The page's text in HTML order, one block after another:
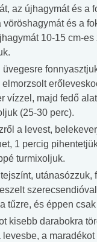
az újhagymát és a
vöröshagymát és a
10-15 cm-
üvegesre
elmorzsolt
vízzel, majd fedő
(25-30 perc).
a levest,
1 percig
turmixoljuk.
utánasózzuk,
tűzre, és éppen
kisebb darabokra
levesbe, a